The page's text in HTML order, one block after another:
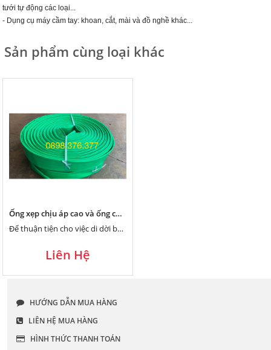
tưới tự động các loại...
- Dụng cụ máy cầm tay: khoan, cắt, mài và đồ nghề khác...
Sản phẩm cùng loại khác
Ống xẹp chịu áp cao và ống cứu hỏa chuyên ép béc súng tưới phun mưa diện rộng
Để thuận tiện cho việc di dời béc trong quá trình tưới cây, bà con có thể dùng ống xẹp, dẹp chịu áp cao để gắn béc súng tưới phun mưa bán kính lớn.
Liên Hệ
HƯỚNG DẪN MUA HÀNG
LIÊN HỆ MUA HÀNG
HÌNH THỨC THANH TOÁN